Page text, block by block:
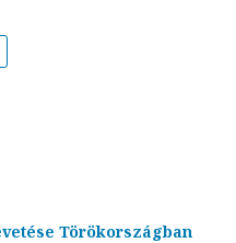
Törökországban